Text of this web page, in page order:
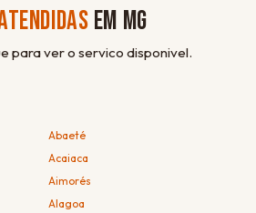
EM MG
para ver o servico disponivel.
Abaeté
Acaiaca
Aimorés
Alagoa